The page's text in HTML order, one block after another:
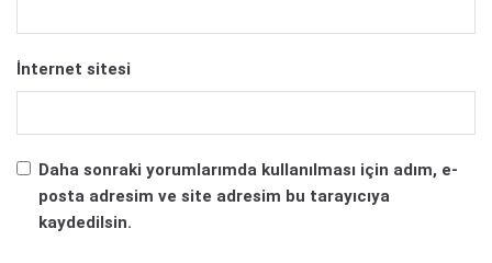
İnternet sitesi
Daha sonraki yorumlarımda kullanılması için adım, e-
posta adresim ve site adresim bu tarayıcıya
kaydedilsin.